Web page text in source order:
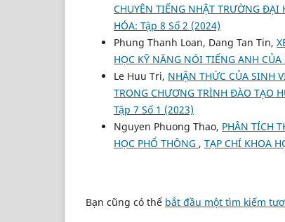
CHUYÊN TIẾNG NHẬT TRƯỜNG
HÓA: Tập 8 Số 2 (2024)
Phung Thanh Loan, Dang Tan Tin,
HỌC KỸ NĂNG NÓI TIẾNG ANH CỦA
Le Huu Tri, NHẬN THỨC CỦA SINH
TRONG CHƯƠNG TRÌNH ĐÀO TẠO
Tập 7 Số 1 (2023)
Nguyen Phuong Thao, PHÂN TÍCH
HỌC PHỔ THÔNG , TẠP CHÍ KHOA
Bạn cũng có thể bắt đầu một tìm kiếm